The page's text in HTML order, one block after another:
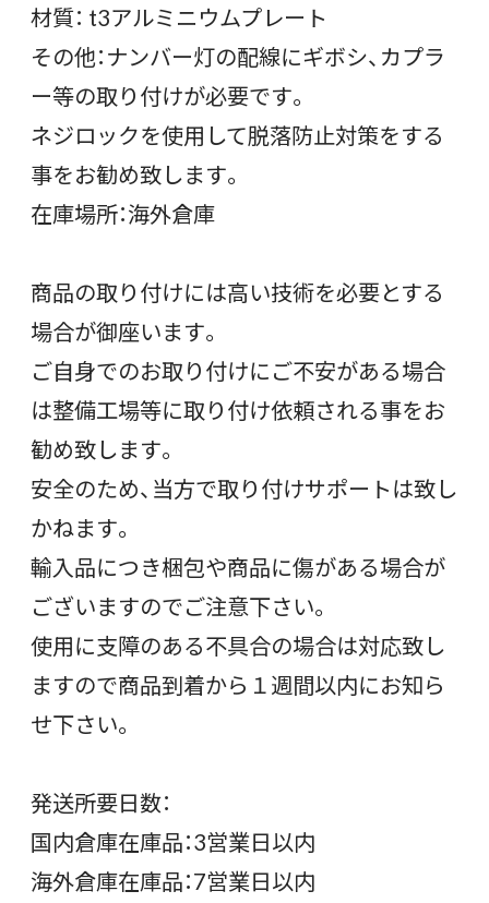
材質： t3アルミニウムプレート
その他：ナンバー灯の配線にギボシ、カプラ
ー等の取り付けが必要です。
ネジロックを使用して脱落防止対策をする
事をお勧め致します。
在庫場所：海外倉庫
商品の取り付けには高い技術を必要とする
場合が御座います。
ご自身でのお取り付けにご不安がある場合
は整備工場等に取り付け依頼される事をお
勧め致します。
安全のため、当方で取り付けサポートは致し
かねます。
輸入品につき梱包や商品に傷がある場合が
ございますのでご注意下さい。
使用に支障のある不具合の場合は対応致し
ますので商品到着から１週間以内にお知ら
せ下さい。
発送所要日数：
国内倉庫在庫品：3営業日以内
海外倉庫在庫品：7営業日以内